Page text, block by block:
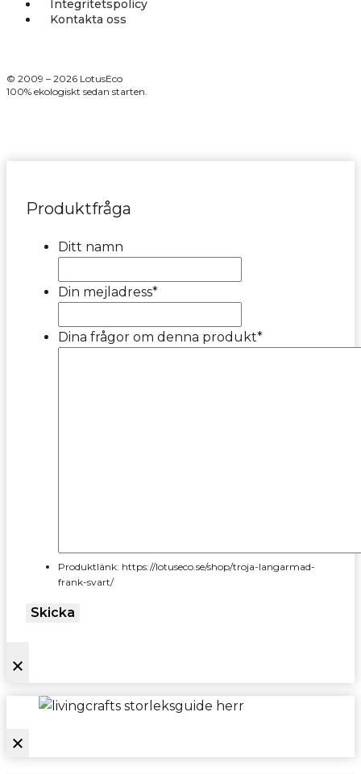
Integritetspolicy
Kontakta oss
© 2009 – 2026 LotusEco
100% ekologiskt sedan starten.
Produktfråga
Ditt namn
Din mejladress*
Dina frågor om denna produkt*
Produktlänk: https://lotuseco.se/shop/troja-langarmad-
frank-svart/
Skicka